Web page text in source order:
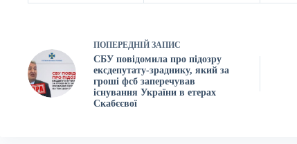
ПОПЕРЕДНІЙ ЗАПИС
СБУ повідомила про підозру
ексдепутату-зраднику, який за
гроші фсб заперечував
існування України в етерах
Скабєєвої